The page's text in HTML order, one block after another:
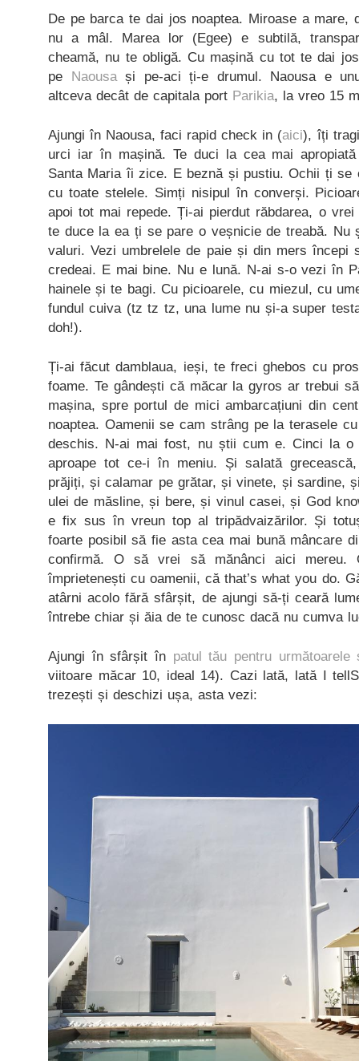
De pe barca te dai jos noaptea. Miroase a mare,
nu a mâl. Marea lor (Egee) e subtilă,
cheamă, nu te obligă. Cu mașină cu tot te dai
pe Naousași pe-aci ți-e drumul. Naousa e
altceva decât de capitala port Parikia, la vreo 15
Ajungi în Naousa, faci rapid check in (aici), îți
urci iar în mașină. Te duci la cea mai
Santa Maria îi zice. E beznă și pustiu. Ochii ți se
cu toate stelele. Simți nisipul în converși.
apoi tot mai repede. Ți-ai pierdut răbdarea, o
te duce la ea ți se pare o veșnicie de treabă. Nu
valuri. Vezi umbrelele de paie și din mers
credeai. E mai bine. Nu e lună. N-ai s-o vezi în
hainele și te bagi. Cu picioarele, cu miezul, cu
fundul cuiva (tz tz tz, una lume nu și-a super
doh!).
Ți-ai făcut damblaua, ieși, te freci ghebos cu
foame. Te gândești că măcar la gyros ar trebui
mașina, spre portul de mici ambarcațiuni din
noaptea. Oamenii se cam strâng pe la terasele
deschis. N-ai mai fost, nu știi cum e. Cinci la o
aproape tot ce-i în meniu. Și salată
prăjiți, și calamar pe grătar, și vinete, și sardine,
ulei de măsline, și bere, și vinul casei, și God
e fix sus în vreun top al tripădvaizărilor. Și
foarte posibil să fie asta cea mai bună mâncare
confirmă. O să vrei să mănânci aici
împrietenești cu oamenii, că that’s what you do.
atârni acolo fără sfârșit, de ajungi să-ți ceară
întrebe chiar și ăia de te cunosc dacă nu cumva
Ajungi în sfârșit în patul tău pentru următoarele
viitoare măcar 10, ideal 14). Cazi lată, lată I
trezești și deschizi ușa, asta vezi: